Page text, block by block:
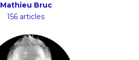
Mathieu Bruc
156 articles